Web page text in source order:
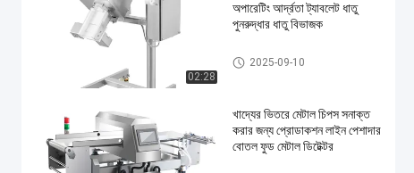
02:28
অপারেটিং আর্দ্রতা ট্যাবলেট ধাতু
পুনরুদ্ধার ধাতু বিভাজক
ট্যাবলেট মেটাল বিভাজক
2025-09-10
খাদ্যের ভিতরে মেটাল চিপস সনাক্ত
করার জন্য প্রোডাকশন লাইন পেশাদার
বোতল ফুড মেটাল ডিটেক্টর